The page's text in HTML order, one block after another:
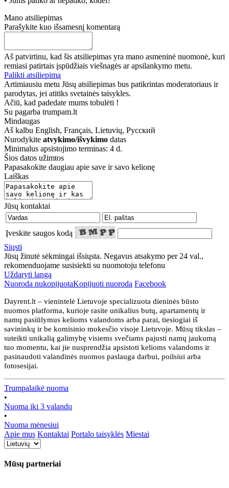
Mano atsiliepimas
Parašykite kuo išsamesnį komentarą
Aš patvirtinu, kad šis atsiliepimas yra mano asmeninė nuomonė, kuri
remiasi patirtais įspūdžiais viešnagės ar apsilankymo metu.
Palikti atsiliepimą
Artimiausiu metu Jūsų atsiliepimas bus patikrintas moderatoriaus ir
parodytas, jei atitiks svetainės taisykles.
Ačiū, kad padedate mums tobulėti !
Su pagarba trumpam.lt
Mindaugas
Aš kalbu English, Français, Lietuvių, Русский
Nurodykite atvykimo/išvykimo datas
Minimalus apsistojimo terminas: 4 d.
Šios datos užimtos
Papasakokite daugiau apie save ir savo kelionę
Laiškas
Jūsų kontaktai
Įveskite saugos kodą
Siųsti
Jūsų žinutė sėkmingai išsiųsta. Negavus atsakymo per 24 val.,
rekomenduojame susisiekti su nuomotoju telefonu
Uždaryti langą
Nuoroda nukopijuotaKopijuoti nuorodą Facebook
Dayrent.lt – vienintelė Lietuvoje specializuota dieninės būsto
nuomos platforma, kurioje rasite unikalius butų, apartamentų ir
namų pasiūlymus kelioms valandoms arba parai, tiesiogiai iš
savininkų ir be komisinio mokesčio visoje Lietuvoje. Mūsų tikslas –
suteikti unikalią galimybę visiems svečiams pajusti namų jaukumą
tuo momentu, kai jie nusprendžia apsistoti kelioms valandoms ir
pasinaudoti valandinės nuomos paslauga darbui, poilsiui arba
fotosesijai.
Trumpalaikė nuoma
•
Nuoma iki 3 valandų
•
Nuoma mėnesiui
Apie mus Kontaktai Portalo taisyklės Miestai
Mūsų partneriai